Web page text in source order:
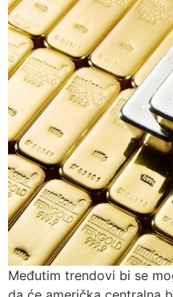
Međutim trendovi bi se